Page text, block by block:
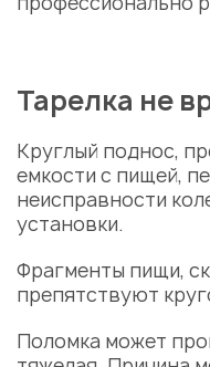
Тарелка не
Круглый поднос,
емкости с пищей,
неисправности
установки.
Фрагменты пищи,
препятствуют
Поломка может